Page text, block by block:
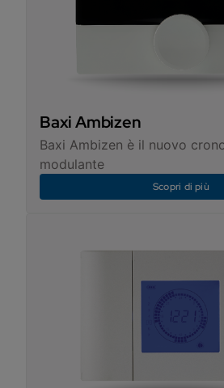
Baxi Ambizen
Baxi Ambizen è il nuovo
modulante
Scopri di più